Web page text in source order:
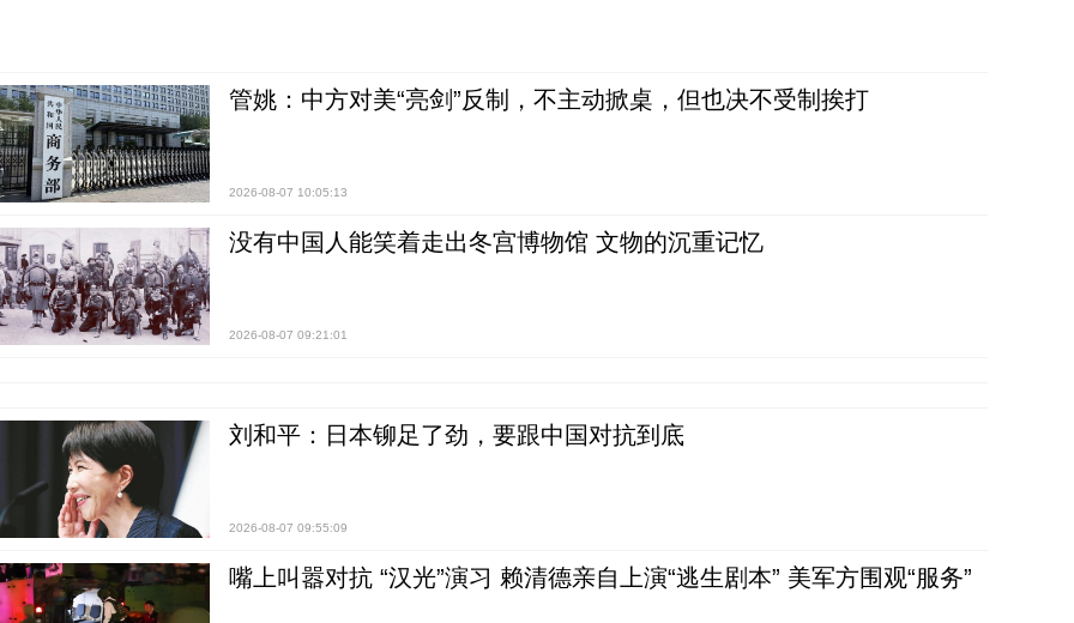
管姚：中方对美“亮剑”反制，不主动掀桌，但也决不受制挨打
2026-08-07 10:05:13
没有中国人能笑着走出冬宫博物馆 文物的沉重记忆
2026-08-07 09:21:01
刘和平：日本铆足了劲，要跟中国对抗到底
2026-08-07 09:55:09
嘴上叫嚣对抗 “汉光”演习 赖清德亲自上演“逃生剧本” 美军方围观“服务”